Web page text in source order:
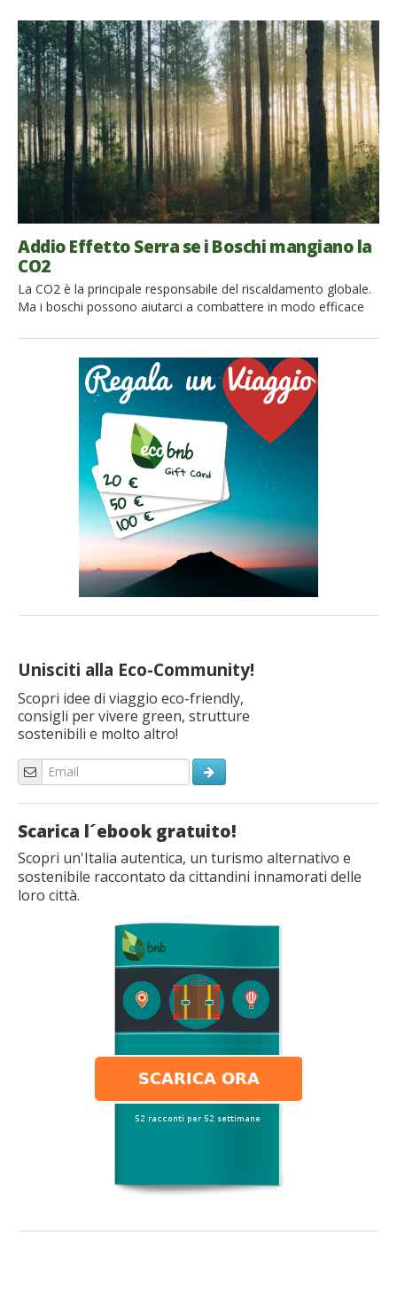
Unisciti alla Eco-Community!
Scopri idee di viaggio eco-friendly,
consigli per vivere green, strutture
sostenibili e molto altro!
Scarica l´ebook gratuito!
Scopri un'Italia autentica, un turismo alternativo e
sostenibile raccontato da cittandini innamorati delle
loro città.
all’università di Stanford dal ricercatore Gregory Bratman. Lo
studio (che potete leggere qui in inglese) ha riguardato 38
soggetti che vivono in zone urbane. Sono state sottoposte a
un questionario […]
Addio Effetto Serra se i Boschi mangiano la
CO2
La CO2 è la principale responsabile del riscaldamento globale.
Ma i boschi possono aiutarci a combattere in modo efficace
progetti seri di compensazione e neutralizzazione della CO2
per salvare il clima. Rete Clima, no profit che promuove azioni
di Corporate Social Responsibility nel settore privato e […]